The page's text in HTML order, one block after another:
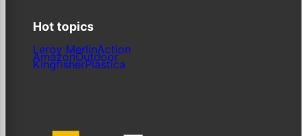
Hot topics
Leroy MerlinAction
AmazonOutdoor
KingfisherPlastica